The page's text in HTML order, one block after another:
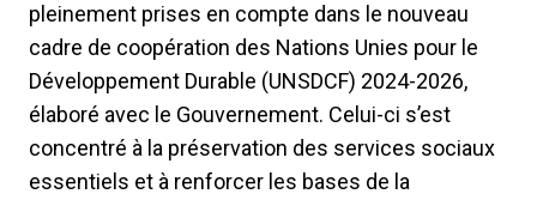
pleinement prises en compte dans le nouveau
cadre de coopération des Nations Unies pour le
Développement Durable (UNSDCF) 2024-2026,
élaboré avec le Gouvernement. Celui-ci s’est
concentré à la préservation des services sociaux
essentiels et à renforcer les bases de la